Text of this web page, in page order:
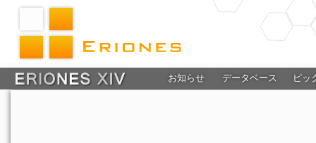
お知らせ データベース ピッ